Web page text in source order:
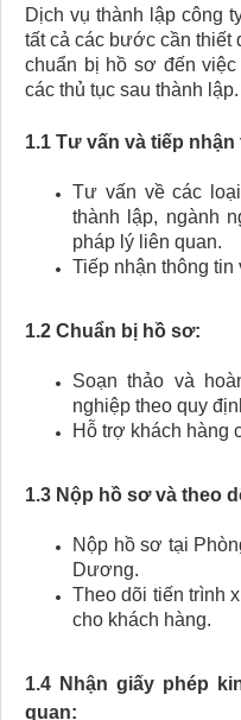
Dịch vụ thành lập công
tất cả các bước cần thiết
chuẩn bị hồ sơ đến
các thủ tục sau thành
1.1 Tư vấn và tiếp
Tư vấn về các
thành lập, ngành
pháp lý liên quan.
Tiếp nhận thông tin
1.2 Chuẩn bị hồ sơ:
Soạn thảo và
nghiệp theo quy
Hỗ trợ khách hàng
1.3 Nộp hồ sơ và theo
Nộp hồ sơ tại
Dương.
Theo dõi tiến trình
cho khách hàng.
1.4 Nhận giấy phép
quan: